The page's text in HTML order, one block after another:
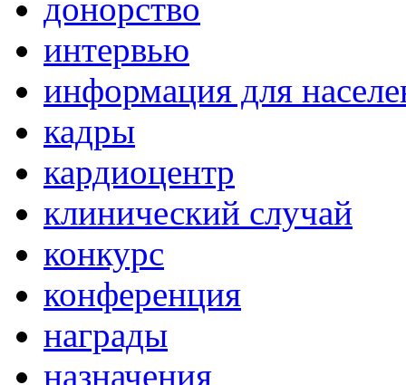
донорство
интервью
информация для
кадры
кардиоцентр
клинический случай
конкурс
конференция
награды
назначения